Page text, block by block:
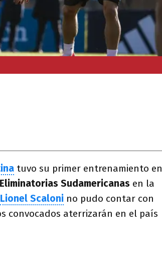
tuvo su primer entrenamiento en
Eliminatorias Sudamericanas en la
Lionel Scaloni no pudo contar con
convocados aterrizarán en el país